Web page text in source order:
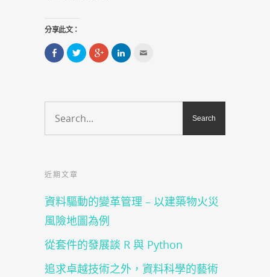
分享此文：
分
享
中
啟)
分
享
中
啟)
點
擊
新
啟)
分
享
中 (在
開
近期文章
資料驅動的變革管理 – 以建築物火災
風險地圖為例
從套件的發展談 R 與 Python
追求卓越技術之外，資料科學的藝術